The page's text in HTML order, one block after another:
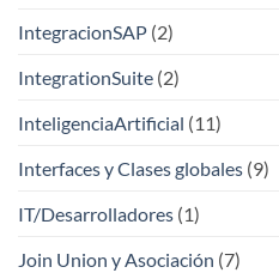
IntegracionSAP (2)
IntegrationSuite (2)
InteligenciaArtificial (11)
Interfaces y Clases globales (9)
IT/Desarrolladores (1)
Join Union y Asociación (7)